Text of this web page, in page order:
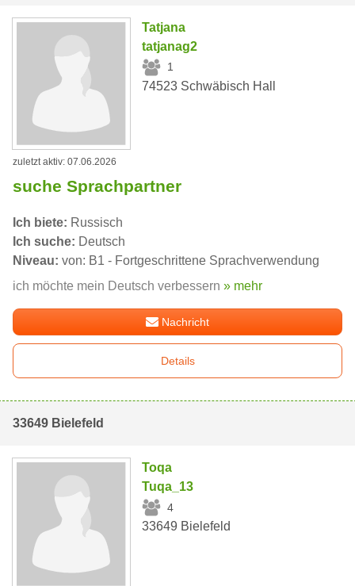
Tatjana
tatjanag2
1
74523 Schwäbisch Hall
zuletzt aktiv: 07.06.2026
suche Sprachpartner
Ich biete: Russisch
Ich suche: Deutsch
Niveau: von: B1 - Fortgeschrittene Sprachverwendung
ich möchte mein Deutsch verbessern » mehr
Nachricht
Details
33649 Bielefeld
Toqa
Tuqa_13
4
33649 Bielefeld